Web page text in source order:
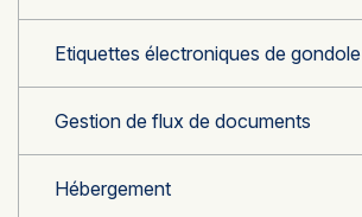
Etiquettes électroniques de gondole
Gestion de flux de documents
Hébergement